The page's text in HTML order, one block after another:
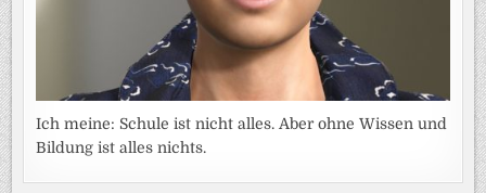
Ich meine: Schule ist nicht alles. Aber ohne Wissen und
Bildung ist alles nichts.